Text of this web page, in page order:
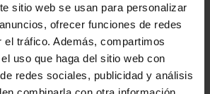
sitio web se usan para personalizar
ofrecer funciones de redes
el tráfico. Además, compartimos
uso que haga del sitio web con
redes sociales, publicidad y análisis